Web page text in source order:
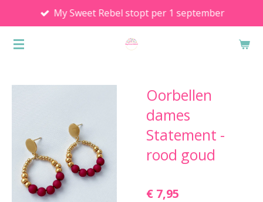
direct
naar
My Sweet Rebel stopt per 1 september
Oorbellen
dames
Statement -
rood goud
€ 7,95